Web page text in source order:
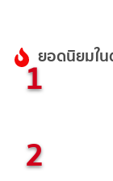
ยอดนิยมใ
1
2